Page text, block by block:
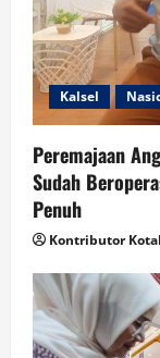
Kalsel
Peremajaan
Sudah
Penuh
Kontributor